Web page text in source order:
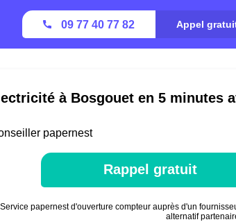
09 77 40 77 82 Appel
à Bosgouet en 5 minutes
papernest
Rappel gratuit
papernest d'ouverture compteur auprès d'un
alternatif